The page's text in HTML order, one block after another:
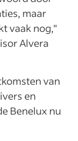
maar
vaak nog,"
Alvera
van
en
Benelux nu